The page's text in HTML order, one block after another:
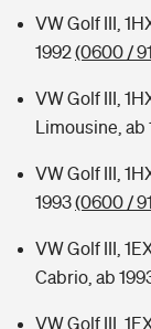
VW Golf III,
1992(0600 /
VW Golf III,
Limousine, ab
VW Golf III,
1993(0600 /
VW Golf III,
Cabrio, ab
VW Golf III,